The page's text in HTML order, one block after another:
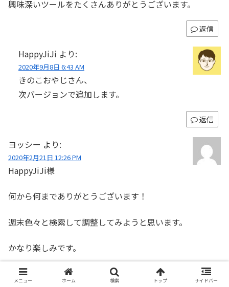
興味深いツールをたくさんありがとうございます。
返信
HappyJiJi より:
2020年9月8日 6:43 AM
きのこおやじさん、
次バージョンで追加します。
返信
ヨッシー より:
2020年2月21日 12:26 PM
HappyJiJi様
何から何までありがとうございます！
週末色々と検索して調整してみようと思います。
かなり楽しみです。
返信
メニュー ホーム 検索 トップ サイドバー